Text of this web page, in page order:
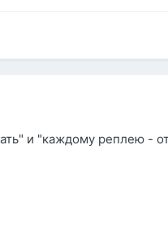
и "каждому реплею -